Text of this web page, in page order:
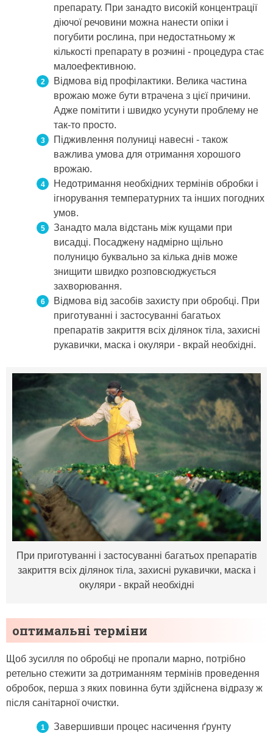
препарату. При занадто високій концентрації
діючої речовини можна нанести опіки і
погубити рослина, при недостатньому ж
кількості препарату в розчині - процедура стає
малоефективною.
Відмова від профілактики. Велика частина
врожаю може бути втрачена з цієї причини.
Адже помітити і швидко усунути проблему не
так-то просто.
Підживлення полуниці навесні - також
важлива умова для отримання хорошого
врожаю.
Недотримання необхідних термінів обробки і
ігнорування температурних та інших погодних
умов.
Занадто мала відстань між кущами при
висадці. Посаджену надмірно щільно
полуницю буквально за кілька днів може
знищити швидко розповсюджується
захворювання.
Відмова від засобів захисту при обробці. При
приготуванні і застосуванні багатьох
препаратів закриття всіх ділянок тіла, захисні
рукавички, маска і окуляри - вкрай необхідні.
При приготуванні і застосуванні багатьох препаратів
закриття всіх ділянок тіла, захисні рукавички, маска і
окуляри - вкрай необхідні
оптимальні терміни
Щоб зусилля по обробці не пропали марно, потрібно
ретельно стежити за дотриманням термінів проведення
обробок, перша з яких повинна бути здійснена відразу ж
після санітарної очистки.
Завершивши процес насичення ґрунту